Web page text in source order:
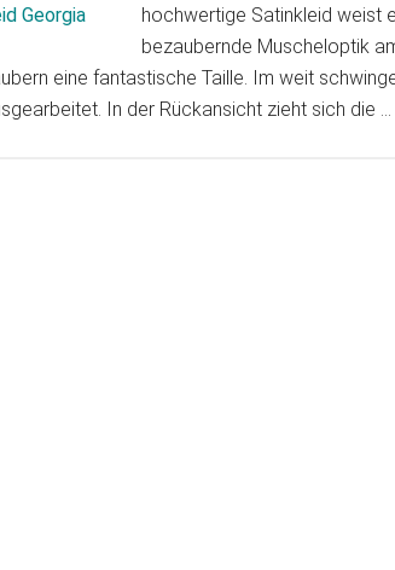
hochwertige Satinkleid weist
bezaubernde Muscheloptik
eine fantastische Taille. Im weit
In der Rückansicht zieht sich die …